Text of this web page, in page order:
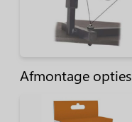
Afmontage opties